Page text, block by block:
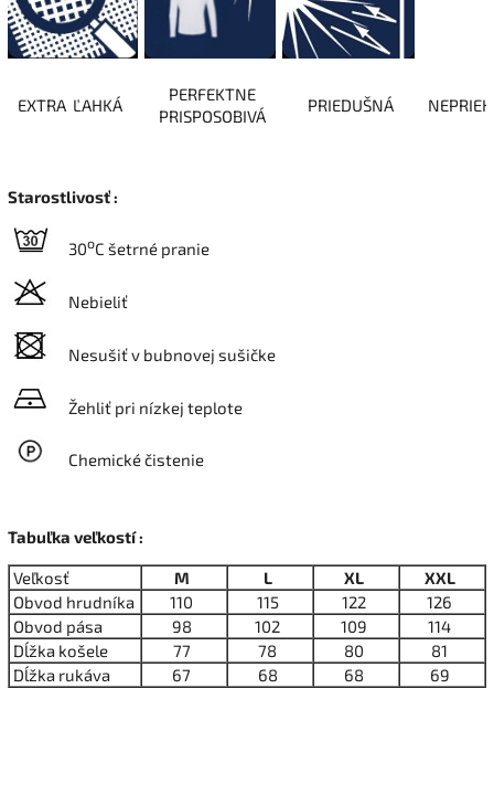
EXTRA ĽAHKÁ
PERFEKTNE
PRISPOSOBIVÁ
PRIEDUŠNÁ
Starostlivosť :
30oC šetrné pranie
Nebieliť
Nesušiť v bubnovej sušičke
Žehliť pri nízkej teplote
Chemické čistenie
Tabuľka veľkostí :
Veľkosť M L XL
XXL
Obvod hrudníka
110 115 122
126
Obvod pása
98 102 109
114
Dĺžka košele
77 78 80
81
Dĺžka rukáva
67 68 68 69